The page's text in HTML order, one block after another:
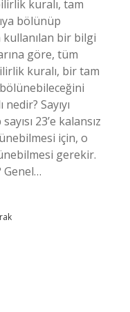
kuralı, tam
bölünüp
bir bilgi
göre, tüm
kuralı, bir tam
bölünebileceğini
Sayıyı
23’e kalansız
için, o
gerekir.
Genel…